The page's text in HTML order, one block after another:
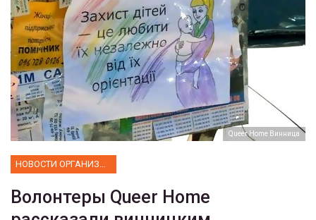
Queer Home Винница
Волонтеры Queer Home